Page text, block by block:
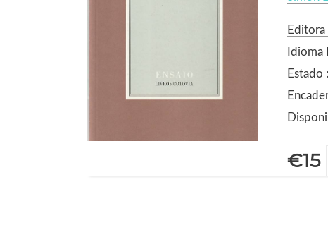
Idioma
Estado
€15